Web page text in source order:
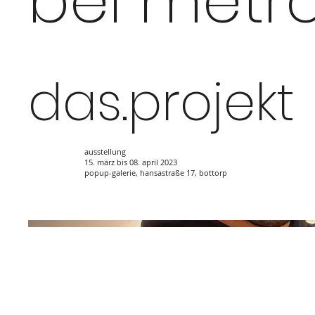
das.projekt
ausstellung
15. märz bis 08. april 2023
popup-galerie, hansastraße 17, bottorp